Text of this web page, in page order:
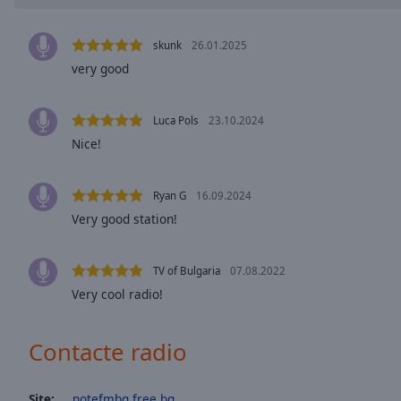
Color
Opacity
Background
Color
Opacity
Background
skunk 26.01.2025
very good
Luca Pols 23.10.2024
Nice!
Ryan G 16.09.2024
Very good station!
TV of Bulgaria 07.08.2022
Very cool radio!
Contacte radio